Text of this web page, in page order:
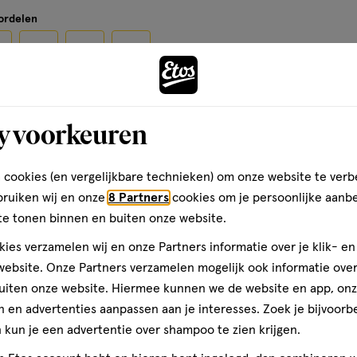
bedreiging voor de
artikel
beoordelen
met
3
sterren.
Hiermee
open
je
een
het
artikel
beoordelen
met
4
sterren.
Hiermee
open
je
een
Selecteer
artikel
beoordelen
met
5
sterren.
Hiermee
open
je
een
op Recentste
van
voorkeuren
cookies (en vergelijkbare technieken) om onze website te
wij en onze 8 Partners cookies om je persoonlijke
tonen binnen en buiten onze website.
verzamelen wij en onze Partners informatie over je klik-
Onze Partners verzamelen mogelijk ook informatie
onze website. Hiermee kunnen we de website en app,
en advertenties aanpassen aan je interesses. Zoek je
kun je een advertentie over shampoo te zien krijgen.